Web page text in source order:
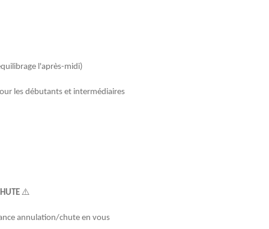
l'après-midi)
les débutants et intermédiaires
⚠️
annulation/chute en vous